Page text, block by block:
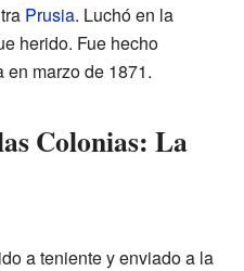
Prusia. Luchó en la
herido. Fue hecho
en marzo de 1871.
Colonias: La
a teniente y enviado a la